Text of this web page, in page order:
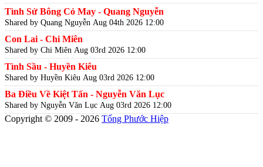
Tình Sử Bông Cỏ May - Quang Nguyễn
Shared by Quang Nguyễn Aug 04th 2026 12:00
Con Lai - Chi Miên
Shared by Chi Miên Aug 03rd 2026 12:00
Tình Sầu - Huyền Kiêu
Shared by Huyền Kiêu Aug 03rd 2026 12:00
Ba Điều Về Kiệt Tấn - Nguyễn Văn Lục
Shared by Nguyễn Văn Lục Aug 03rd 2026 12:00
Copyright © 2009 - 2026 Tống Phước Hiệp